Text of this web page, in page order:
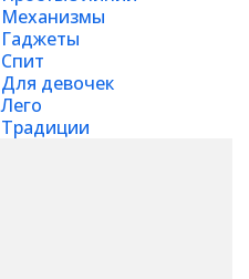
Механизмы
Гаджеты
Спит
Для девочек
Лего
Традиции